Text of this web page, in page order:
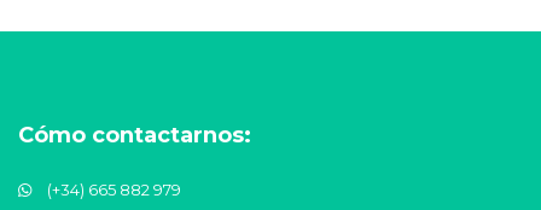
Cómo contactarnos:
(+34) 665 882 979